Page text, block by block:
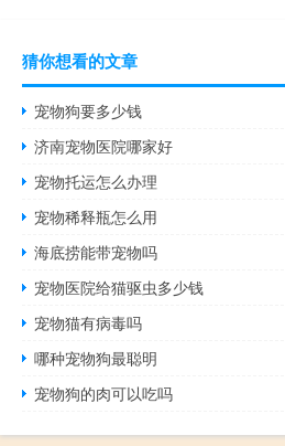
猜你想看的文章
宠物狗要多少钱
济南宠物医院哪家好
宠物托运怎么办理
宠物稀释瓶怎么用
海底捞能带宠物吗
宠物医院给猫驱虫多少钱
宠物猫有病毒吗
哪种宠物狗最聪明
宠物狗的肉可以吃吗